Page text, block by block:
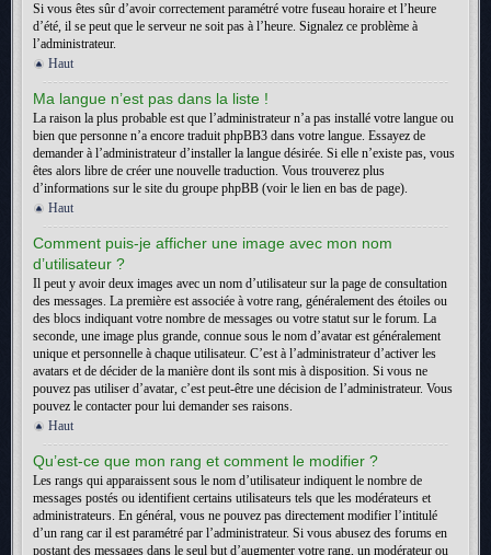
Si vous êtes sûr d’avoir correctement paramétré votre fuseau horaire et l’heure
d’été, il se peut que le serveur ne soit pas à l’heure. Signalez ce problème à
l’administrateur.
Haut
Ma langue n’est pas dans la liste !
La raison la plus probable est que l’administrateur n’a pas installé votre langue ou
bien que personne n’a encore traduit phpBB3 dans votre langue. Essayez de
demander à l’administrateur d’installer la langue désirée. Si elle n’existe pas, vous
êtes alors libre de créer une nouvelle traduction. Vous trouverez plus
d’informations sur le site du groupe phpBB (voir le lien en bas de page).
Haut
Comment puis-je afficher une image avec mon nom
d’utilisateur ?
Il peut y avoir deux images avec un nom d’utilisateur sur la page de consultation
des messages. La première est associée à votre rang, généralement des étoiles ou
des blocs indiquant votre nombre de messages ou votre statut sur le forum. La
seconde, une image plus grande, connue sous le nom d’avatar est généralement
unique et personnelle à chaque utilisateur. C’est à l’administrateur d’activer les
avatars et de décider de la manière dont ils sont mis à disposition. Si vous ne
pouvez pas utiliser d’avatar, c’est peut-être une décision de l’administrateur. Vous
pouvez le contacter pour lui demander ses raisons.
Haut
Qu’est-ce que mon rang et comment le modifier ?
Les rangs qui apparaissent sous le nom d’utilisateur indiquent le nombre de
messages postés ou identifient certains utilisateurs tels que les modérateurs et
administrateurs. En général, vous ne pouvez pas directement modifier l’intitulé
d’un rang car il est paramétré par l’administrateur. Si vous abusez des forums en
postant des messages dans le seul but d’augmenter votre rang, un modérateur ou